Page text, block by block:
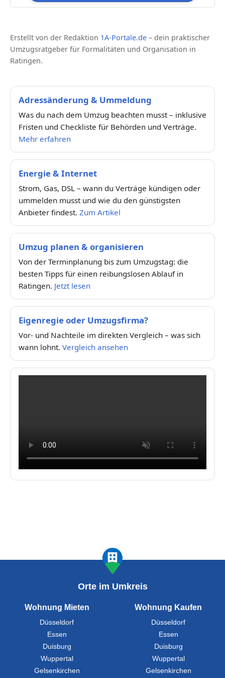
Erstellt von der Redaktion 1A-Portale.de – dein praktischer
Umzugsratgeber für Formalitäten und Organisation in
Ratingen.
Adressänderung & Ummeldung
Was du nach dem Umzug beachten musst – inklusive
Fristen und Checkliste für Behörden und Verträge.
Mehr erfahren
Energie & Internet
Strom, Gas, DSL – wann du Verträge kündigen oder
ummelden musst und wie du den günstigsten
Anbieter findest. Zum Artikel
Umzug planen & organisieren
Von der Terminplanung bis zum Umzugstag: die
besten Tipps für einen reibungslosen Ablauf in
Ratingen. Jetzt lesen
Eigenregie oder Umzugsfirma?
Vor- und Nachteile im direkten Vergleich – was sich
wann lohnt. Vergleich ansehen
Orte im Umkreis
Wohnung Mieten
Düsseldorf
Essen
Duisburg
Wuppertal
Gelsenkirchen
Wohnung Kaufen
Düsseldorf
Essen
Duisburg
Wuppertal
Gelsenkirchen